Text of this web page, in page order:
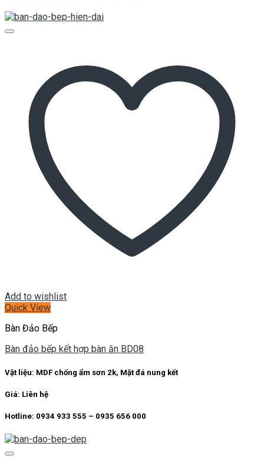
Add to wishlist
Quick View
Bàn Đảo Bếp
Bàn đảo bếp kết hợp bàn ăn BD08
Vật liệu: MDF chống ẩm sơn 2k, Mặt đá nung kết
Giá: Liên hệ
Hotline: 0934 933 555 – 0935 656 000